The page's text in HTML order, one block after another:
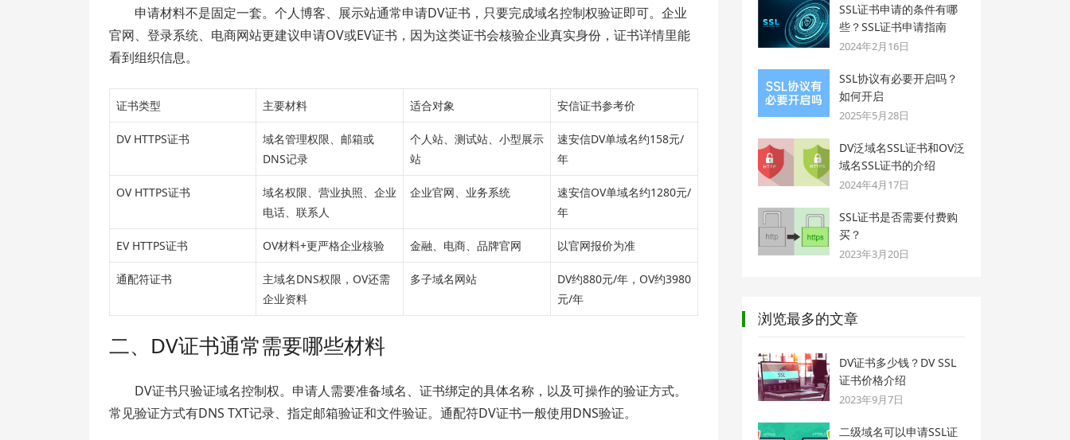
申请材料不是固定一套。个人博客、展示站通常申请DV证书，只要完成域名控制权验证即可。企业
官网、登录系统、电商网站更建议申请OV或EV证书，因为这类证书会核验企业真实身份，证书详情里能
看到组织信息。
证书类型 主要材料 适合对象 安信证书参考价
DV HTTPS证书
域名管理权限、邮箱或
DNS记录
个人站、测试站、小型展示
站
速安信DV单域名约158元/
年
OV HTTPS证书
域名权限、营业执照、企业
电话、联系人
企业官网、业务系统
速安信OV单域名约1280元/
年
EV HTTPS证书 OV材料+更严格企业核验 金融、电商、品牌官网 以官网报价为准
通配符证书
主域名DNS权限，OV还需
企业资料
多子域名网站
DV约880元/年，OV约3980
元/年
二、DV证书通常需要哪些材料
DV证书只验证域名控制权。申请人需要准备域名、证书绑定的具体名称，以及可操作的验证方式。
常见验证方式有DNS TXT记录、指定邮箱验证和文件验证。通配符DV证书一般使用DNS验证。
SSL证书申请的条件有哪
些？SSL证书申请指南
2024年2月16日
SSL协议有必要开启吗？
如何开启
2025年5月28日
DV泛域名SSL证书和OV泛
域名SSL证书的介绍
2024年4月17日
SSL证书是否需要付费购
买？
2023年3月20日
浏览最多的文章
DV证书多少钱？DV SSL
证书价格介绍
2023年9月7日
二级域名可以申请SSL证